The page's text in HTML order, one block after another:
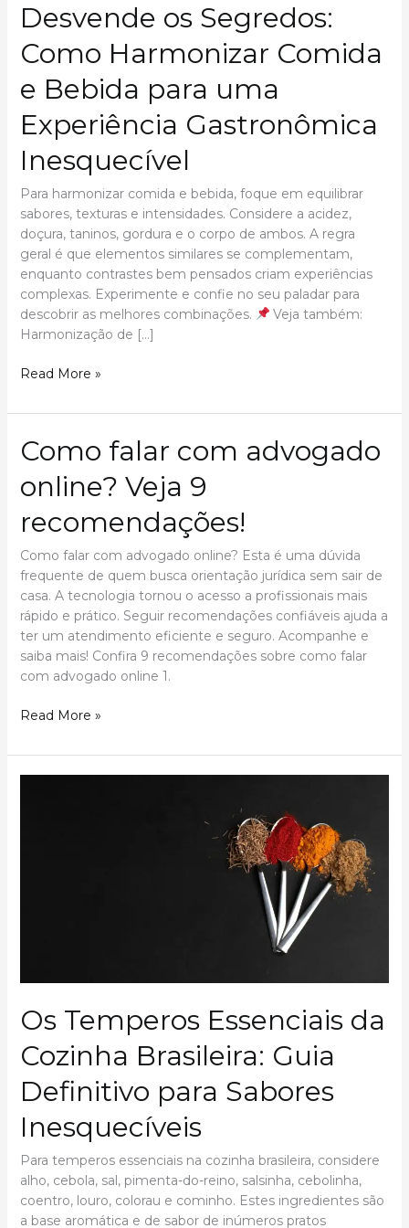
Desvende os Segredos:
Como Harmonizar Comida
e Bebida para uma
Experiência Gastronômica
Inesquecível
Para harmonizar comida e bebida, foque em equilibrar
sabores, texturas e intensidades. Considere a acidez,
doçura, taninos, gordura e o corpo de ambos. A regra
geral é que elementos similares se complementam,
enquanto contrastes bem pensados criam experiências
complexas. Experimente e confie no seu paladar para
descobrir as melhores combinações.
Veja também:
Harmonização de […]
Desvende
Segredos:
Harmonizar
Comida
e
Bebida
para
uma
Experiência
Gastronômica
Inesquecível
Read More »
Como falar com advogado
online? Veja 9
recomendações!
Como falar com advogado online? Esta é uma dúvida
frequente de quem busca orientação jurídica sem sair de
casa. A tecnologia tornou o acesso a profissionais mais
rápido e prático. Seguir recomendações confiáveis ajuda a
ter um atendimento eficiente e seguro. Acompanhe e
saiba mais! Confira 9 recomendações sobre como falar
com advogado online 1.
Como
com
advogado
Read More »
Os Temperos Essenciais da
Cozinha Brasileira: Guia
Definitivo para Sabores
Inesquecíveis
Para temperos essenciais na cozinha brasileira, considere
alho, cebola, sal, pimenta-do-reino, salsinha, cebolinha,
coentro, louro, colorau e cominho. Estes ingredientes são
a base aromática e de sabor de inúmeros pratos